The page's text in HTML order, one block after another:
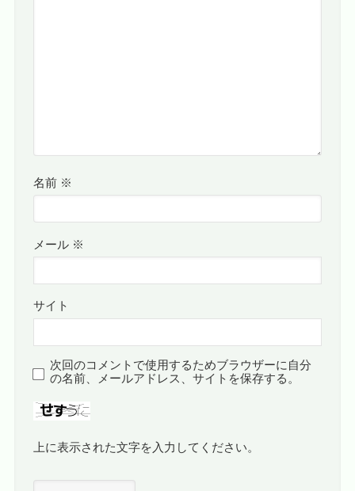
名前 ※
メール ※
サイト
次回のコメントで使用するためブラウザーに自分
の名前、メールアドレス、サイトを保存する。
上に表示された文字を入力してください。